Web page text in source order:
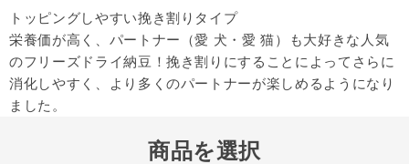
トッピングしやすい挽き割りタイプ
栄養価が高く、パートナー（愛 犬・愛 猫）も大好きな人気
のフリーズドライ納豆！挽き割りにすることによってさらに
消化しやすく、より多くのパートナーが楽しめるようになり
ました。
商品を選択